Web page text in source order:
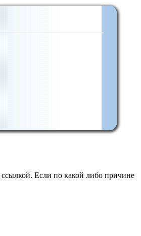
Если по какой либо причине